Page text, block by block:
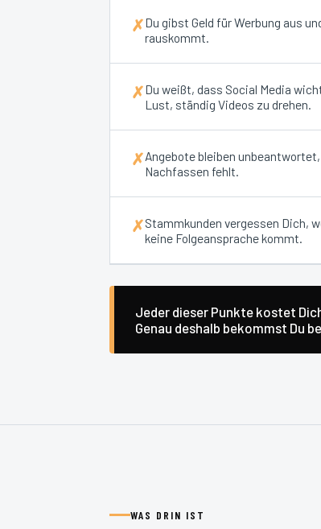
✗Du gibst Geld für Werbung aus
rauskommt.
✗Du weißt, dass Social Media
Lust, ständig Videos zu drehen.
✗Angebote bleiben
Nachfassen fehlt.
✗Stammkunden vergessen Dich,
keine Folgeansprache kommt.
Jeder dieser Punkte kostet
Genau deshalb bekommst Du
WAS DRIN IST